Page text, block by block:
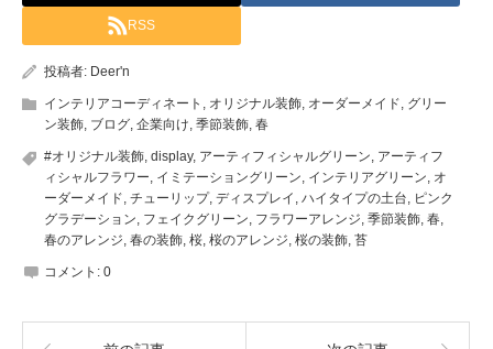
RSS
投稿者: Deer'n
インテリアコーディネート オリジナル装飾 オーダーメイド グリー
ン装飾 ブログ 企業向け 季節装飾 春
#オリジナル装飾 display, アーティフィシャルグリーン アーティフ
ィシャルフラワー イミテーショングリーン インテリアグリーン オ
ーダーメイド チューリップ, ディスプレイ ハイタイプの土台
ピンク
グラデーション フェイクグリーン フラワーアレンジ 季節装飾 春
春のアレンジ 春の装飾 桜 桜のアレンジ 桜の装飾 苔
コメント: 0